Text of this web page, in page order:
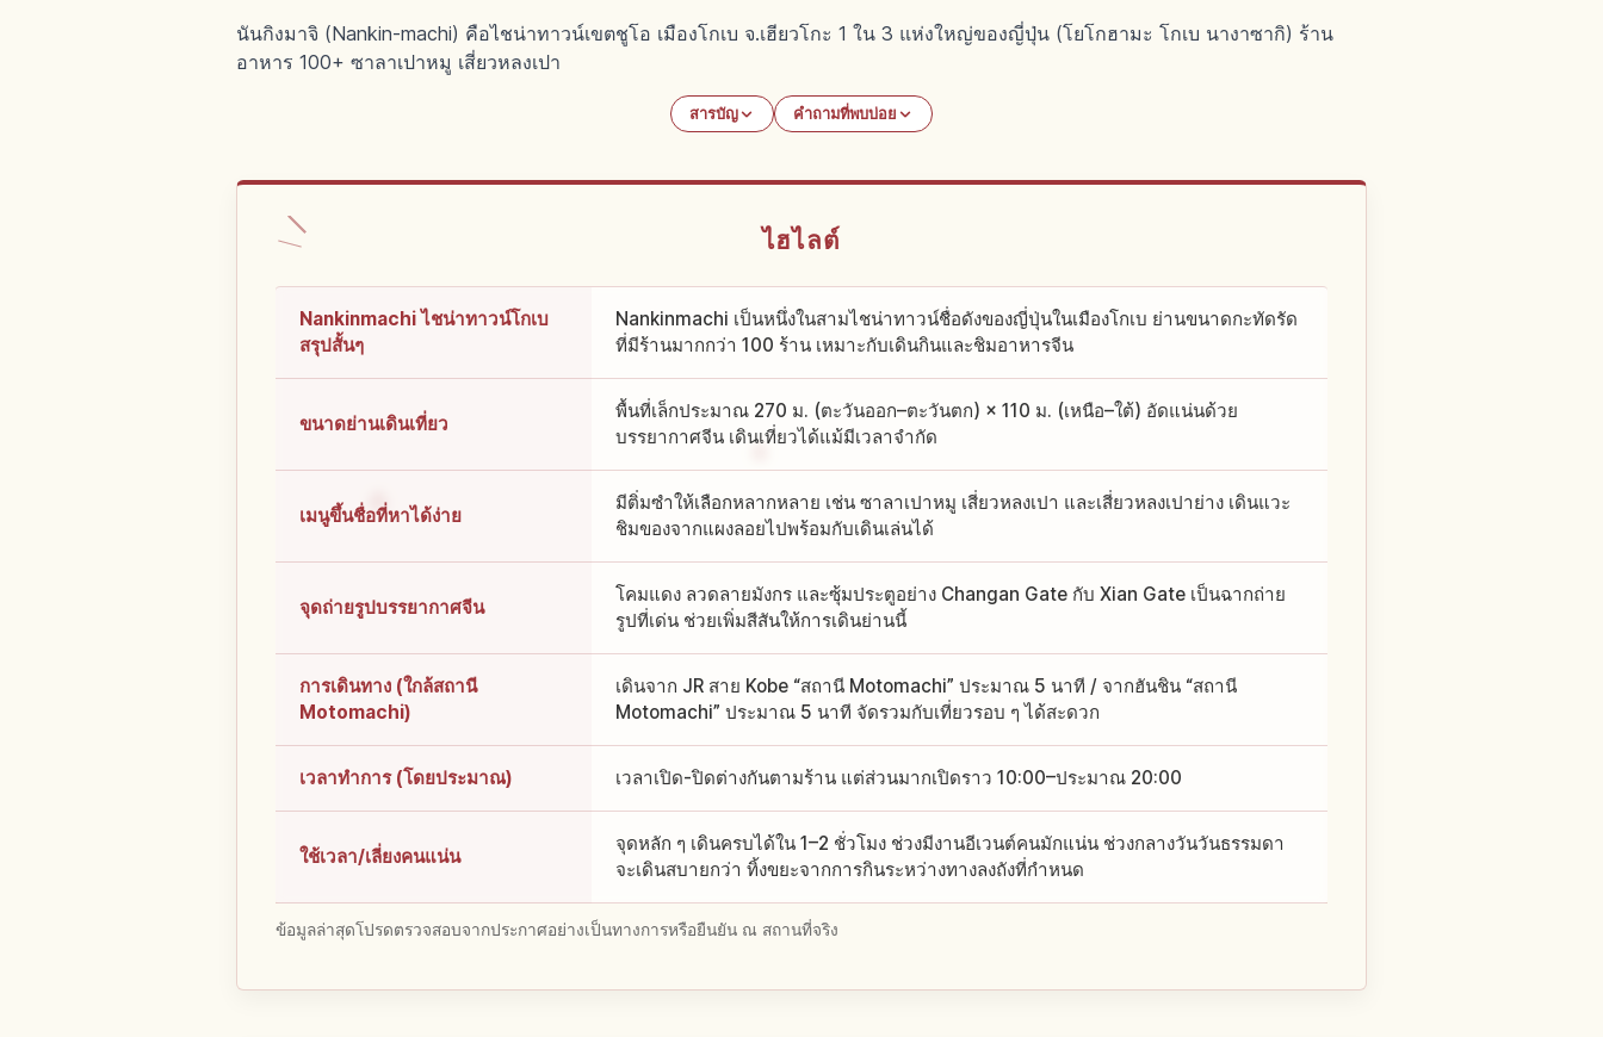
นันกิงมาจิ (Nankin-machi) คือไชน่าทาวน์เขตชูโอ เมืองโกเบ จ.เฮียวโกะ 1 ใน 3 แห่งใหญ่ของญี่ปุ่น (โยโกฮามะ โกเบ นางาซากิ) ร้าน
อาหาร 100+ ซาลาเปาหมู เสี่ยวหลงเปา
สารบัญ คำถามที่พบบ่อย
ไฮไลต์
Nankinmachi ไชน่าทาวน์โกเบ
สรุปสั้นๆ
Nankinmachi เป็นหนึ่งในสามไชน่าทาวน์ชื่อดังของญี่ปุ่นในเมืองโกเบ ย่านขนาดกะทัดรัด
ที่มีร้านมากกว่า 100 ร้าน เหมาะกับเดินกินและชิมอาหารจีน
ขนาดย่านเดินเที่ยว
พื้นที่เล็กประมาณ 270 ม. (ตะวันออก–ตะวันตก) × 110 ม. (เหนือ–ใต้) อัดแน่นด้วย
บรรยากาศจีน เดินเที่ยวได้แม้มีเวลาจำกัด
เมนูขึ้นชื่อที่หาได้ง่าย
มีติ่มซำให้เลือกหลากหลาย เช่น ซาลาเปาหมู เสี่ยวหลงเปา และเสี่ยวหลงเปาย่าง เดินแวะ
ชิมของจากแผงลอยไปพร้อมกับเดินเล่นได้
จุดถ่ายรูปบรรยากาศจีน
โคมแดง ลวดลายมังกร และซุ้มประตูอย่าง Changan Gate กับ Xian Gate เป็นฉากถ่าย
รูปที่เด่น ช่วยเพิ่มสีสันให้การเดินย่านนี้
การเดินทาง (ใกล้สถานี
Motomachi)
เดินจาก JR สาย Kobe “สถานี Motomachi” ประมาณ 5 นาที / จากฮันชิน “สถานี
Motomachi” ประมาณ 5 นาที จัดรวมกับเที่ยวรอบ ๆ ได้สะดวก
เวลาทำการ (โดยประมาณ) เวลาเปิด-ปิดต่างกันตามร้าน แต่ส่วนมากเปิดราว 10:00–ประมาณ 20:00
ใช้เวลา/เลี่ยงคนแน่น
จุดหลัก ๆ เดินครบได้ใน 1–2 ชั่วโมง ช่วงมีงานอีเวนต์คนมักแน่น ช่วงกลางวันวันธรรมดา
จะเดินสบายกว่า ทิ้งขยะจากการกินระหว่างทางลงถังที่กำหนด
ข้อมูลล่าสุดโปรดตรวจสอบจากประกาศอย่างเป็นทางการหรือยืนยัน ณ สถานที่จริง